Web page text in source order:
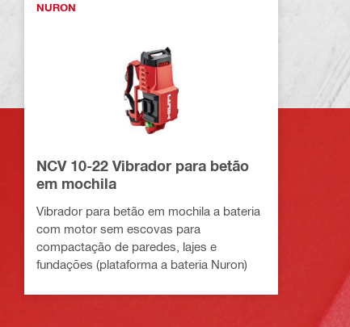
NURON
NCV 10-22 Vibrador para betão
em mochila
Vibrador para betão em mochila a bateria
com motor sem escovas para
compactação de paredes, lajes e
fundações (plataforma a bateria Nuron)